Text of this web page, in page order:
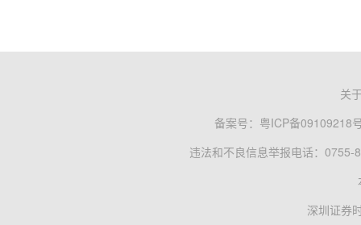
关
备案号： 粤ICP备09109218
违法和不良信息举报电话：0755-
深圳证券